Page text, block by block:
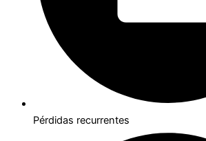
Pérdidas recurrentes